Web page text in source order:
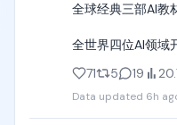
全球经典三部AI教
全世界四位AI领域
全球AI产业爆发四
71 5 19
Data updated 6h